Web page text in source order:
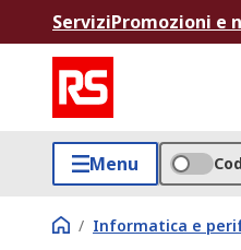
ServiziPromozioni e
Menu
/ Informatica e